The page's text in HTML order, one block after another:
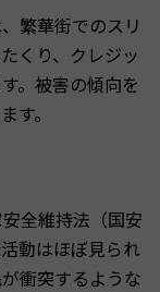
繁華街でのスリ
くり、クレジッ
。被害の傾向を
す。
全維持法（国安
動はほぼ見られ
衝突するような